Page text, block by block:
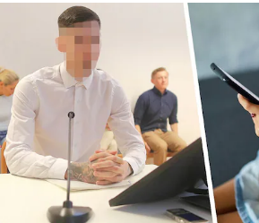
search
Suchbegriff
eingeben
© Krone Multimedia GmbH & Co KG 2026
Muthgasse 2, 1190 Wien